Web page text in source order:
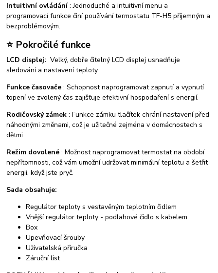
Intuitivní ovládání: Jednoduché a intuitivní menu a
programovací funkce činí používání termostatu TF-H5 příjemným a
bezproblémovým.
⭐ Pokročilé funkce
LCD displej: Velký, dobře čitelný LCD displej usnadňuje
sledování a nastavení teploty.
Funkce časovače : Schopnost naprogramovat zapnutí a vypnutí
topení ve zvolený čas zajišťuje efektivní hospodaření s energií.
Rodičovský zámek : Funkce zámku tlačítek chrání nastavení před
náhodnými změnami, což je užitečné zejména v domácnostech s
dětmi.
Režim dovolené : Možnost naprogramovat termostat na období
nepřítomnosti, což vám umožní udržovat minimální teplotu a šetřit
energii, když jste pryč.
Sada obsahuje:
Regulátor teploty s vestavěným teplotním čidlem
Vnější regulátor teploty - podlahové čidlo s kabelem
Box
Upevňovací šrouby
Uživatelská příručka
Záruční list